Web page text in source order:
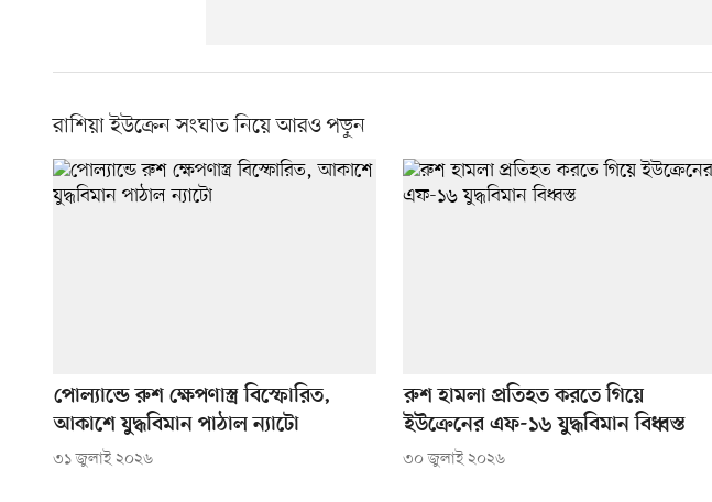
রাশিয়া ইউক্রেন সংঘাত নিয়ে আরও পড়ুন
পোল্যান্ডে রুশ ক্ষেপণাস্ত্র বিস্ফোরিত,
আকাশে যুদ্ধবিমান পাঠাল ন্যাটো
৩১ জুলাই ২০২৬
রুশ হামলা প্রতিহত করতে গিয়ে
ইউক্রেনের এফ-১৬ যুদ্ধবিমান বিধ্বস্ত
৩০ জুলাই ২০২৬